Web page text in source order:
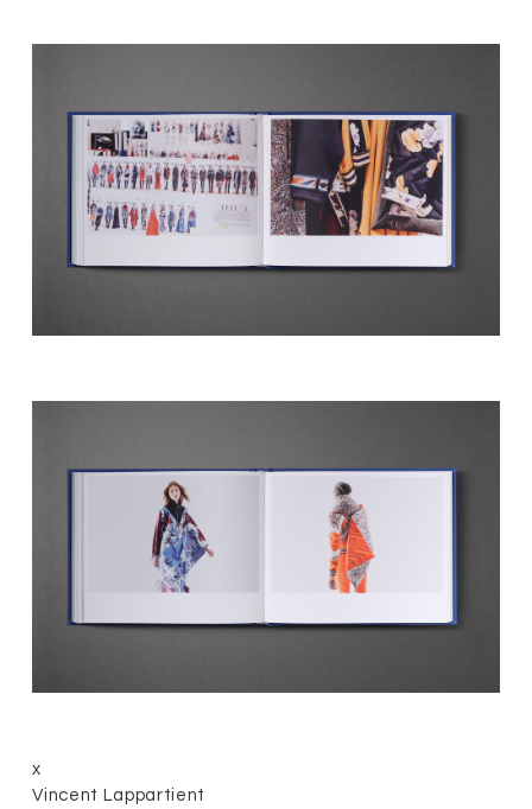
x
Vincent Lappartient